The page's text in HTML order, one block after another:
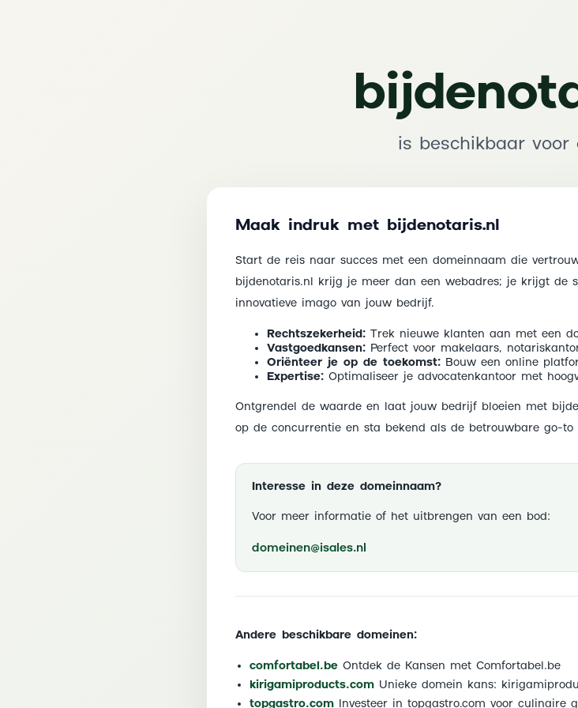
is beschikbaar voor
Maak indruk met bijdenotaris.nl
Start de reis naar succes met een domeinnaam die
bijdenotaris.nl krijg je meer dan een webadres; je krijgt de
innovatieve imago van jouw bedrijf.
Rechtszekerheid: Trek nieuwe klanten aan met een
Vastgoedkansen: Perfect voor makelaars,
Oriënteer je op de toekomst: Bouw een online
Expertise: Optimaliseer je advocatenkantoor met
Ontgrendel de waarde en laat jouw bedrijf bloeien met
op de concurrentie en sta bekend als de betrouwbare go-to
Interesse in deze domeinnaam?
Voor meer informatie of het uitbrengen van een bod:
domeinen@isales.nl
Andere beschikbare domeinen:
comfortabel.be Ontdek de Kansen met Comfortabel.be
kirigamiproducts.com Unieke domein kans:
topgastro.com Investeer in topgastro.com voor culinaire